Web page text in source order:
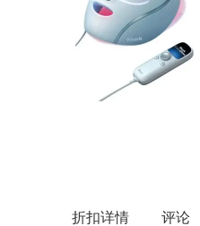
折扣详情 评论